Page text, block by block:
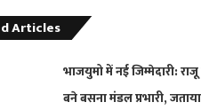
Articles
भाजयुमो में नई जिम्मेदारी: राजू
बने बसना मंडल प्रभारी,